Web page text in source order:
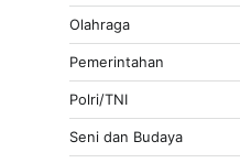
Olahraga
Pemerintahan
Polri/TNI
Seni dan Budaya